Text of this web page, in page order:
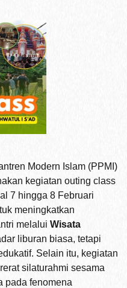
Modern Islam (PPMI)
kegiatan outing class
7 hingga 8 Februari
meningkatkan
melalui Wisata
liburan biasa, tetapi
Selain itu, kegiatan
silaturahmi sesama
pada fenomena